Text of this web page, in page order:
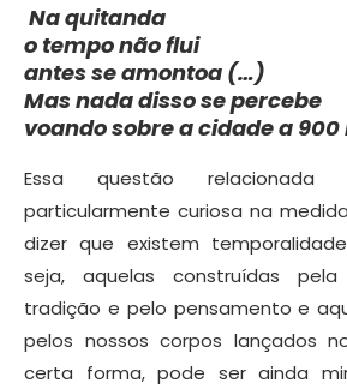
Na quitanda
o tempo não flui
antes se amontoa (…)
Mas nada disso se percebe
voando sobre a cidade a
Essa questão
particularmente curiosa na
dizer que existem
seja, aquelas construídas
tradição e pelo pensamento e
pelos nossos corpos lançados
certa forma, pode ser ainda